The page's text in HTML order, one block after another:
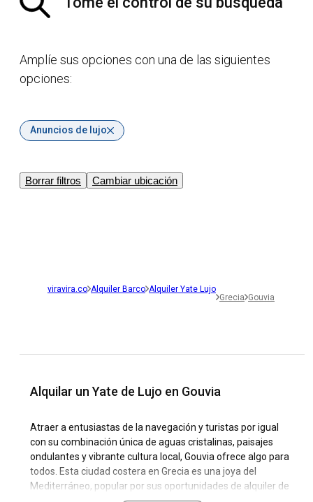
Amplíe sus opciones con una de las siguientes
opciones:
Anuncios de lujo
Borrar filtros Cambiar ubicación
viravira.co Alquiler Barco Alquiler Yate Lujo
Grecia Gouvia
Alquilar un Yate de Lujo en Gouvia
Atraer a entusiastas de la navegación y turistas por igual
con su combinación única de aguas cristalinas, paisajes
ondulantes y vibrante cultura local, Gouvia ofrece algo para
todos. Esta ciudad costera en Grecia es una joya del
Mediterráneo, popular por sus oportunidades de alquiler de